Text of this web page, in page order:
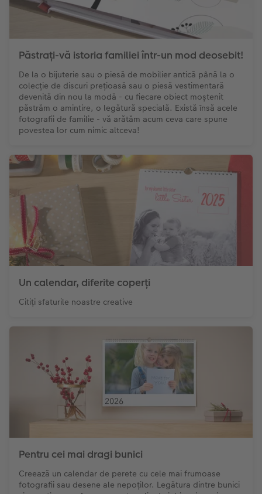
Păstrați-vă istoria familiei într-un mod deosebit!
De la o bijuterie sau o piesă de mobilier antică până la o
colecție de discuri prețioasă sau o piesă vestimentară
devenită din nou la modă - cu fiecare obiect moștenit
păstrăm o amintire, o legătură specială. Există însă acele
fotografii de familie - vă arătăm acum ceva care spune
povestea lor cum nimic altceva!
Un calendar, diferite coperți
Citiți sfaturile noastre creative
Pentru cei mai dragi bunici
Creează un calendar de perete cu cele mai frumoase
fotografii sau desene ale nepoților. Legătura dintre bunici